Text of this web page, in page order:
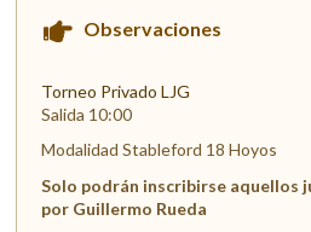
Observaciones
Torneo Privado LJG
Salida 10:00
Modalidad Stableford 18 Hoyos
Solo podrán inscribirse aquellos
por Guillermo Rueda